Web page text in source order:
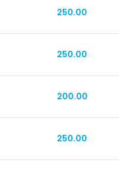
250.00
250.00
200.00
250.00